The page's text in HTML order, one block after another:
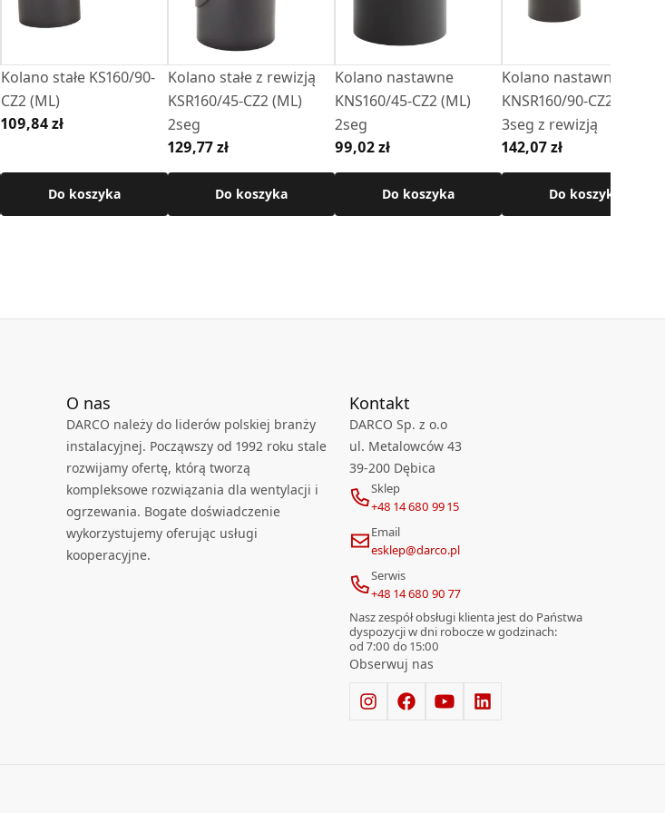
Kolano stałe KS160/90-
CZ2 (ML)
109,84 zł
Do koszyka
Kolano stałe z rewizją
KSR160/45-CZ2 (ML)
2seg
129,77 zł
Do koszyka
Kolano nastawne
KNS160/45-CZ2 (ML)
2seg
99,02 zł
Do koszyka
Kolano nastawne
KNSR160/90-CZ2 (ML)
3seg z rewizją
142,07 zł
Do koszyka
O nas
DARCO należy do liderów polskiej branży
instalacyjnej. Począwszy od 1992 roku stale
rozwijamy ofertę, którą tworzą
kompleksowe rozwiązania dla wentylacji i
ogrzewania. Bogate doświadczenie
wykorzystujemy oferując usługi
kooperacyjne.
Kontakt
DARCO Sp. z o.o
ul. Metalowców 43
39-200 Dębica
Sklep
+48 14 680 99 15
Email
esklep@darco.pl
Serwis
+48 14 680 90 77
Nasz zespół obsługi klienta jest do Państwa
dyspozycji w dni robocze w godzinach:
od 7:00 do 15:00
Obserwuj nas